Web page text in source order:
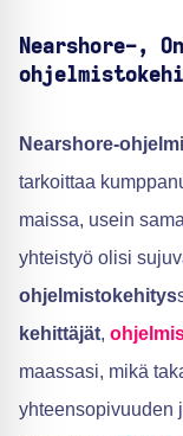
Nearshore-,
Nearshore-
tarkoittaa
maissa, usein
yhteistyö olisi
ohjelmistokehitys
kehittäjät,
maassasi, mikä
yhteensopivuuden